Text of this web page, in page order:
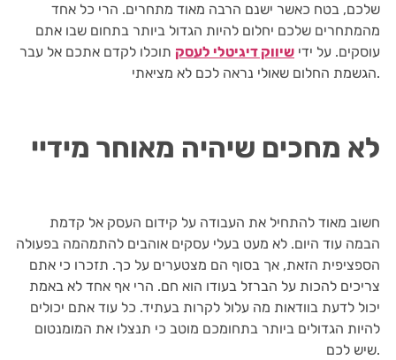
שלכם, בטח כאשר ישנם הרבה מאוד מתחרים. הרי כל אחד
מהמתחרים שלכם יחלום להיות הגדול ביותר בתחום שבו אתם
עוסקים. על ידי שיווק דיגיטלי לעסק תוכלו לקדם אתכם אל עבר
הגשמת החלום שאולי נראה לכם לא מציאתי.
לא מחכים שיהיה מאוחר מידיי
חשוב מאוד להתחיל את העבודה על קידום העסק אל קדמת
הבמה עוד היום. לא מעט בעלי עסקים אוהבים להתמהמה בפעולה
הספציפית הזאת, אך בסוף הם מצטערים על כך. תזכרו כי אתם
צריכים להכות על הברזל בעודו הוא חם. הרי אף אחד לא באמת
יכול לדעת בוודאות מה עלול לקרות בעתיד. כל עוד אתם יכולים
להיות הגדולים ביותר בתחומכם מוטב כי תנצלו את המומנטום
שיש לכם.